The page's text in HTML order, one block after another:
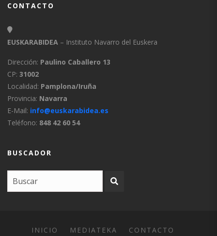
CONTACTO
EUSKARABIDEA – Instituto Navarro del Euskera
Dirección: Paulino Caballero 13
CP: 31002
Localidad: Pamplona/Iruña
Provincia: Navarra
E-Mail: info@euskarabidea.es
Teléfono: 848 42 60 54
BUSCADOR
INICIO MEDIATEKA CONTACTO